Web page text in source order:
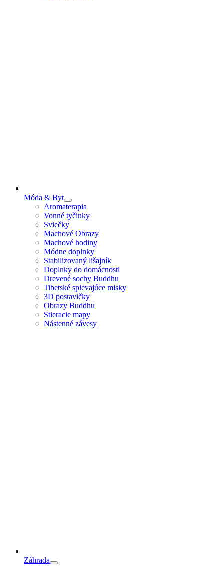
Móda & Byt
Aromaterapia
Vonné tyčinky
Sviečky
Machové Obrazy
Machové hodiny
Módne doplnky
Stabilizovaný lišajník
Doplnky do domácnosti
Drevené sochy Buddhu
Tibetské spievajúce misky
3D postavičky
Obrazy Buddhu
Stieracie mapy
Nástenné závesy
Záhrada